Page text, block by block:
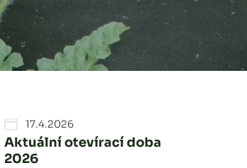
Aktuální otevírací doba
2026
17.4.2026